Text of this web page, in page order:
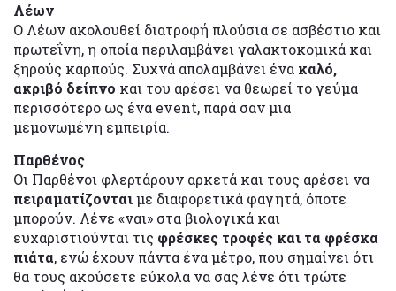
Λέων
Ο Λέων ακολουθεί διατροφή πλούσια σε ασβέστιο και
πρωτεΐνη, η οποία περιλαμβάνει γαλακτοκομικά και
ξηρούς καρπούς. Συχνά απολαμβάνει ένα καλό,
ακριβό δείπνο και του αρέσει να θεωρεί το γεύμα
περισσότερο ως ένα event, παρά σαν μια
μεμονωμένη εμπειρία.
Παρθένος
Οι Παρθένοι φλερτάρουν αρκετά και τους αρέσει να
πειραματίζονταιμε διαφορετικά φαγητά, όποτε
μπορούν. Λένε «ναι» στα βιολογικά και
ευχαριστιούνται τις φρέσκες τροφές και τα φρέσκα
πιάτα, ενώ έχουν πάντα ένα μέτρο, που σημαίνει ότι
θα τους ακούσετε εύκολα να σας λένε ότι τρώτε